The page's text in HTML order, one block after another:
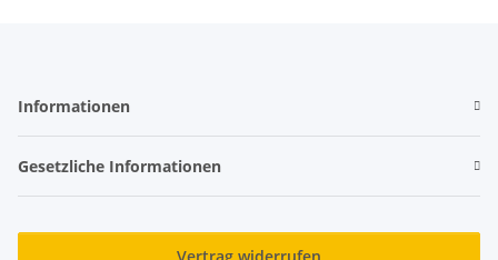
Informationen
Gesetzliche Informationen